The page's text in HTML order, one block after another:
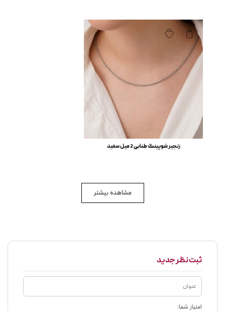
زنجیر شوپینگ طنابی 2 میل سفید
مشاهده بیشتر
ثبت نظر جدید
امتیاز شما: